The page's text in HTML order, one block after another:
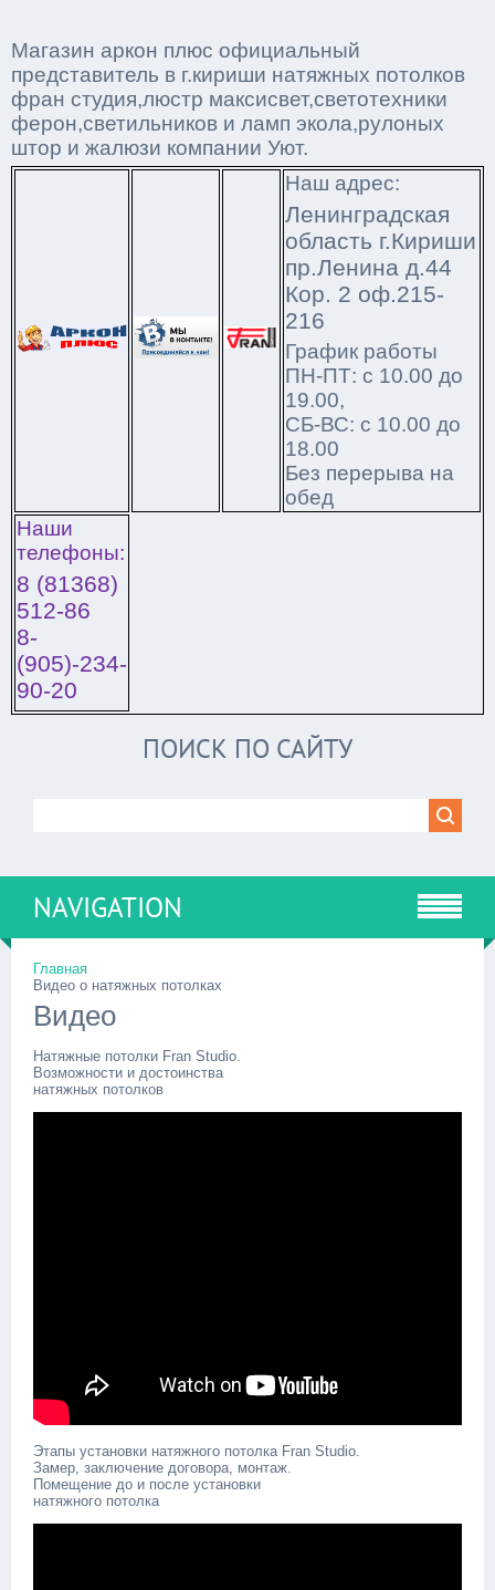
Магазин аркон плюс официальный
представитель в г.кириши натяжных потолков
фран студия,люстр максисвет,светотехники
ферон,светильников и ламп экола,рулоных
штор и жалюзи компании Уют.
Наш адрес:
Ленинградская
область г.Кириши
пр.Ленина д.44
Кор. 2 оф.215-
216
График работы
ПН-ПТ: с 10.00 до
19.00,
СБ-ВС: с 10.00 до
18.00
Без перерыва на
обед
Наши
телефоны:
8 (81368)
512-86
8-
(905)-234-
90-20
ПОИСК ПО САЙТУ
NAVIGATION
Главная
Видео о натяжных потолках
Видео
Натяжные потолки Fran Studio.
Возможности и достоинства
натяжных потолков
Этапы установки натяжного потолка Fran Studio.
Замер, заключение договора, монтаж.
Помещение до и после установки
натяжного потолка